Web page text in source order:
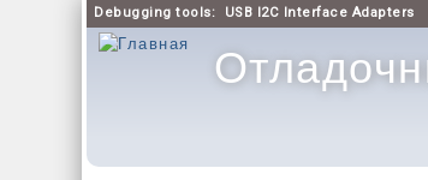
Debugging tools: USB I2C Interface Adapters
Главное меню